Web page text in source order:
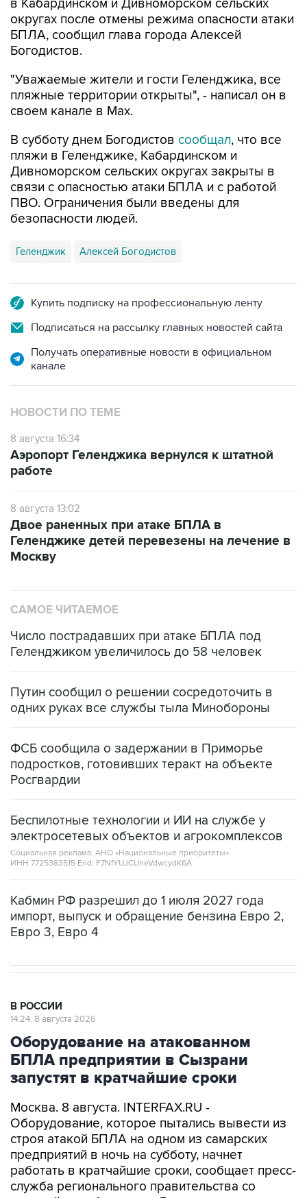
БПЛА, сообщил глава города Алексей
Богодистов.
"Уважаемые жители и гости Геленджика, все
своем канале в Max.
В субботу днем Богодистов
Дивноморском сельских округах закрыты в
связи с опасностью атаки БПЛА и с работой
ПВО. Ограничения были введены для
безопасности людей.
Геленджик Алексей Богодистов
Подписаться на рассылку главных новостей сайта
Получать оперативные новости в официальном
НОВОСТИ ПО ТЕМЕ
8 августа 16:34
работе
8 августа 13:02
Геленджике детей перевезены на лечение в
Москву
Число пострадавших при атаке БПЛА под
Путин сообщил о решении сосредоточить в
ФСБ сообщила о задержании в Приморье
Росгвардии
Беспилотные технологии и ИИ на службе у
Социальная реклама, АНО «Национальные приоритеты».
ИНН 7725383515 Erid: F7NfYUJCUneVdwcydK6A
Кабмин РФ разрешил до 1 июля 2027 года
Евро 3, Евро 4
Оборудование на атакованном
БПЛА предприятии в Сызрани
запустят в кратчайшие сроки
Москва. 8 августа. INTERFAX.RU -
строя атакой БПЛА на одном из самарских
предприятий в ночь на субботу, начнет
работать в кратчайшие сроки, сообщает пресс-
служба регионального правительства со
ссылкой на губернатора Вячеслава
Федорищева.